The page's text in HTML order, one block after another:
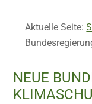
Aktuelle Seite:
NEUE